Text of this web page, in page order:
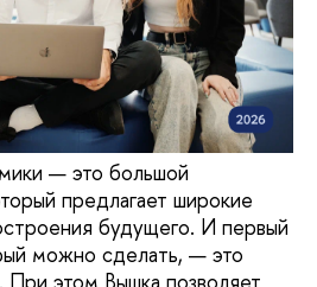
— это большой
предлагает широкие
будущего. И первый
можно сделать, — это